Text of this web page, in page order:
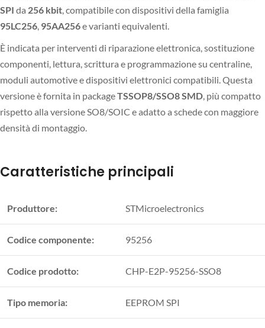
SPI da 256 kbit , compatibile con dispositivi della famiglia
95LC256 95AA256e varianti equivalenti.
È indicata per interventi di riparazione elettronica, sostituzione
componenti, lettura, scrittura e programmazione su centraline,
moduli automotive e dispositivi elettronici compatibili. Questa
versione è fornita in packageTSSOP8/SSO8 SMD , più compatto
rispetto alla versione SO8/SOIC e adatto a schede con maggiore
densità di montaggio.
Caratteristiche principali
Produttore: STMicroelectronics
Codice componente: 95256
Codice prodotto: CHP-E2P-95256-SSO8
Tipo memoria: EEPROM SPI